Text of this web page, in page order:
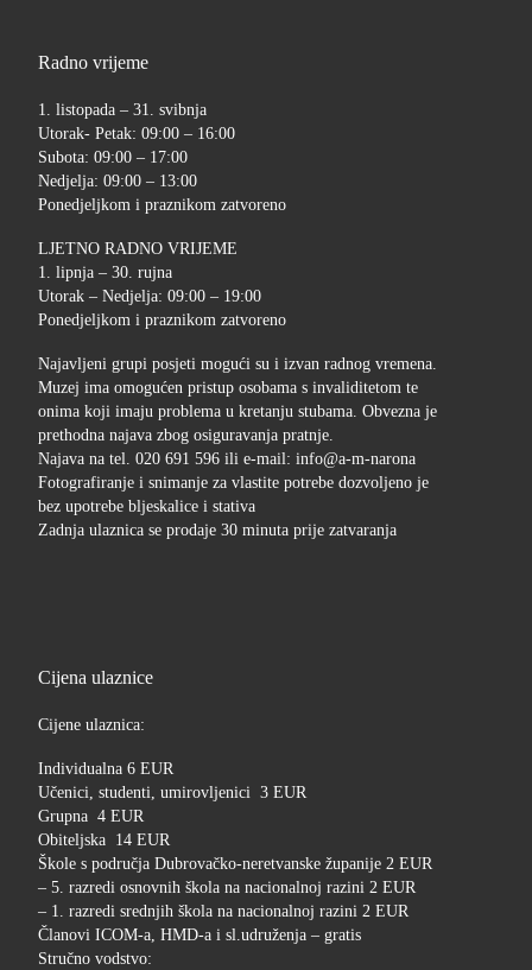
Radno vrijeme
1. listopada – 31. svibnja
Utorak- Petak: 09:00 – 16:00
Subota: 09:00 – 17:00
Nedjelja: 09:00 – 13:00
Ponedjeljkom i praznikom zatvoreno
LJETNO RADNO VRIJEME
1. lipnja – 30. rujna
Utorak – Nedjelja: 09:00 – 19:00
Ponedjeljkom i praznikom zatvoreno
Najavljeni grupi posjeti mogući su i izvan radnog vremena.
Muzej ima omogućen pristup osobama s invaliditetom te
onima koji imaju problema u kretanju stubama. Obvezna je
prethodna najava zbog osiguravanja pratnje.
Najava na tel. 020 691 596 ili e-mail: info@a-m-narona
Fotografiranje i snimanje za vlastite potrebe dozvoljeno je
bez upotrebe bljeskalice i stativa
Zadnja ulaznica se prodaje 30 minuta prije zatvaranja
Cijena ulaznice
Cijene ulaznica:
Individualna 6 EUR
Učenici, studenti, umirovljenici 3 EUR
Grupna 4 EUR
Obiteljska 14 EUR
Škole s područja Dubrovačko-neretvanske županije 2 EUR
– 5. razredi osnovnih škola na nacionalnoj razini 2 EUR
– 1. razredi srednjih škola na nacionalnoj razini 2 EUR
Članovi ICOM-a, HMD-a i sl.udruženja – gratis
Stručno vodstvo: